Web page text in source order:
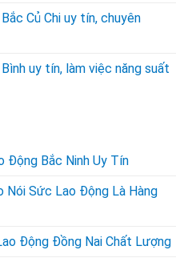
Củ Chi uy tín, chuyên
uy tín, làm việc năng suất
Động Bắc Ninh Uy Tín
Nói Sức Lao Động Là Hàng
Động Đồng Nai Chất Lượng